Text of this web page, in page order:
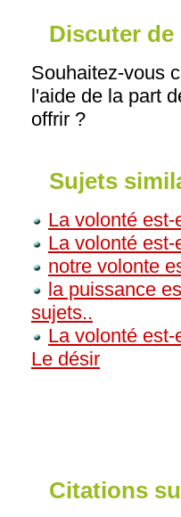
Discuter de
Souhaitez-vous
l'aide de la part
offrir ?
Sujets
La volonté est-
La volonté
notre volonte
la puissance
sujets..
La volonté
Le désir
Citations